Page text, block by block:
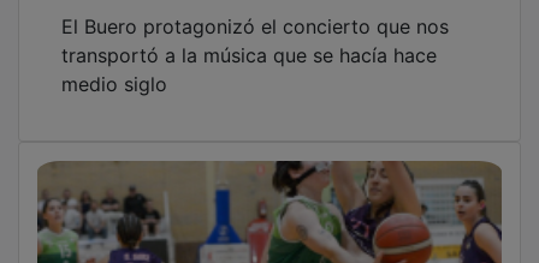
El Buero protagonizó el concierto que nos
transportó a la música que se hacía hace
medio siglo